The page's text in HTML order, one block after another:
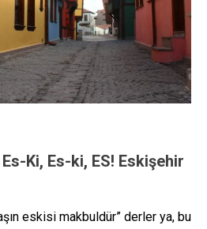
Ki, Es-ki, ES! Eskişehir
eskisi makbuldür” derler ya, bu